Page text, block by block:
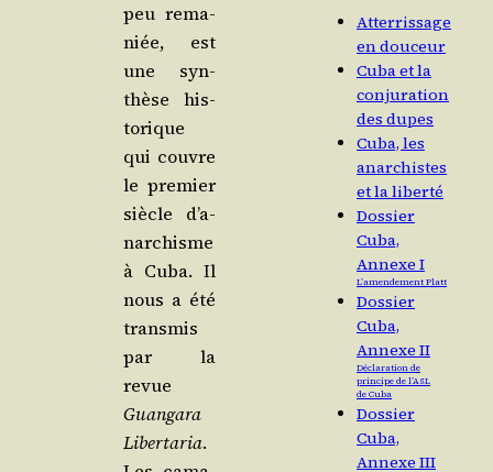
peu rema­
niée, est
une syn­
thèse his­
to­rique
qui couvre
le pre­mier
siècle d’a­
nar­chisme
à Cuba. Il
nous a été
trans­mis
par la
revue
Guan­ga­ra
Liber­ta­ria.
Atterrissage
en douceur
Cuba et la
conjuration
des dupes
Cuba, les
anarchistes
et la liberté
Dossier
Cuba,
Annexe I
L’amendement Platt
Dossier
Cuba,
Annexe II
Déclaration de
principe de l’ASL
de Cuba
Dossier
Cuba,
Annexe III